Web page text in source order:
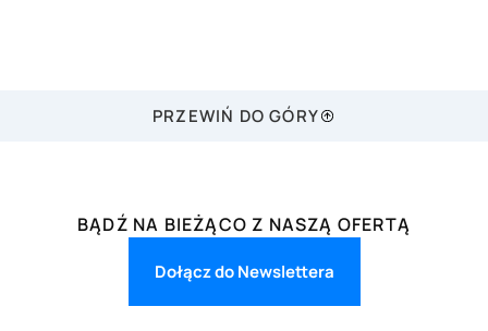
PRZEWIŃ DO GÓRY
BĄDŹ NA BIEŻĄCO Z NASZĄ OFERTĄ
Dołącz do Newslettera